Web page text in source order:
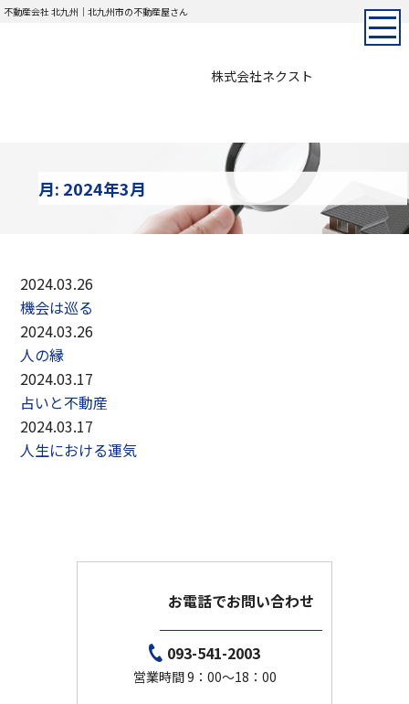
不動産会社 北九州｜北九州市の不動産屋さん
株式会社ネクスト
月: 2024年3月
2024.03.26
機会は巡る
2024.03.26
人の縁
2024.03.17
占いと不動産
2024.03.17
人生における運気
お電話でお問い合わせ
093-541-2003
営業時間 9：00～18：00